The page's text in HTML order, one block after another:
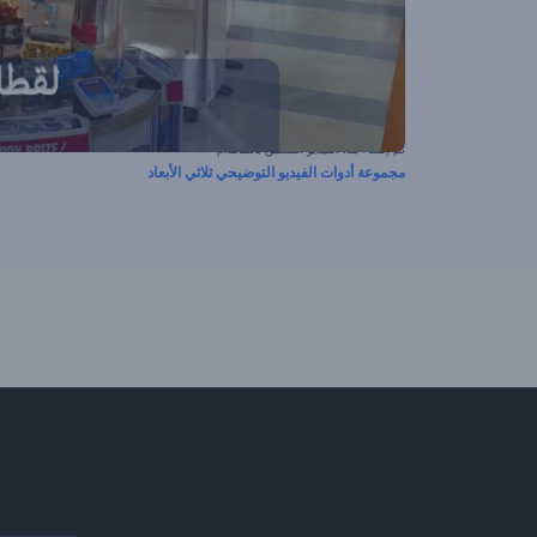
تم إنشاء هذا الفيديو المسبق باستخدام
مجموعة أدوات الفيديو التوضيحي ثلاثي الأبعاد